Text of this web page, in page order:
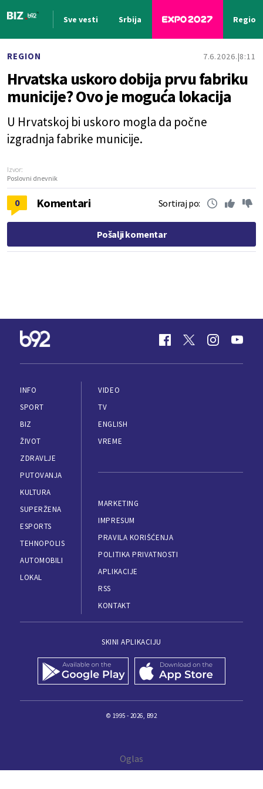
Sve vesti Srbija Region
REGION 7.6.2026. 8:11
Hrvatska uskoro dobija prvu fabriku
municije? Ovo je moguća lokacija
U Hrvatskoj bi uskoro mogla da počne
izgradnja fabrike municije.
Izvor:
Poslovni dnevnik
0 Komentari Sortiraj po:
Pošalji komentar
INFO
SPORT
BIZ
ŽIVOT
ZDRAVLJE
PUTOVANJA
KULTURA
SUPERŽENA
ESPORTS
TEHNOPOLIS
AUTOMOBILI
LOKAL
VIDEO
TV
ENGLISH
VREME
MARKETING
IMPRESUM
PRAVILA KORIŠĆENJA
POLITIKA PRIVATNOSTI
APLIKACIJE
RSS
KONTAKT
SKINI APLIKACIJU
© 1995 - 2026, B92